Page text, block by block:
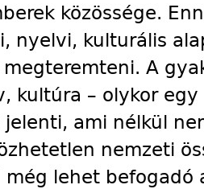
közössége.
nyelvi, kulturális
A
kultúra – olykor
ami nélkül
nemzeti
még lehet befogadó